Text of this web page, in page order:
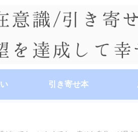
引き寄せ本